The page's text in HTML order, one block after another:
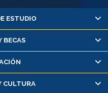
os
línea
de asignaturas
de notas
ESTUDIO
BECAS
CULTURA